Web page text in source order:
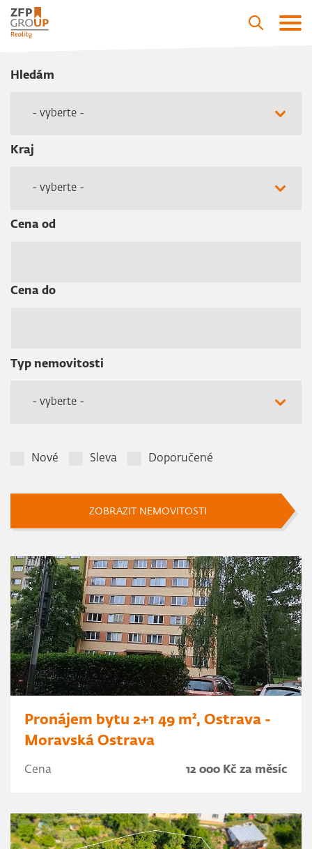
Hledám
- vyberte -
Kraj
- vyberte -
Cena od
Cena do
Typ nemovitosti
- vyberte -
Nové Sleva Doporučené
ZOBRAZIT NEMOVITOSTI
Pronájem bytu 2+1 49 m², Ostrava -
Moravská Ostrava
Cena 12 000 Kč za měsíc